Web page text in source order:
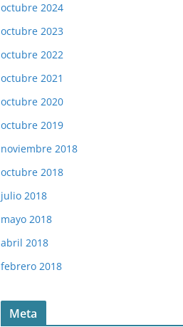
octubre 2024
octubre 2023
octubre 2022
octubre 2021
octubre 2020
octubre 2019
noviembre 2018
octubre 2018
julio 2018
mayo 2018
abril 2018
febrero 2018
Meta